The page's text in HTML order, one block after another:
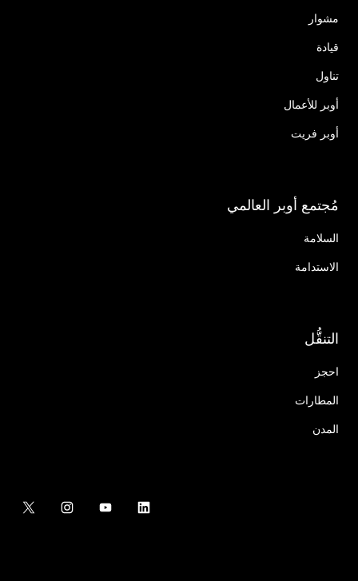
مشوار
قيادة
تناول
أوبر للأعمال
أوبر فريت
مُجتمع أوبر العالمي
السلامة
الاستدامة
التنقُّل
احجز
المطارات
المدن